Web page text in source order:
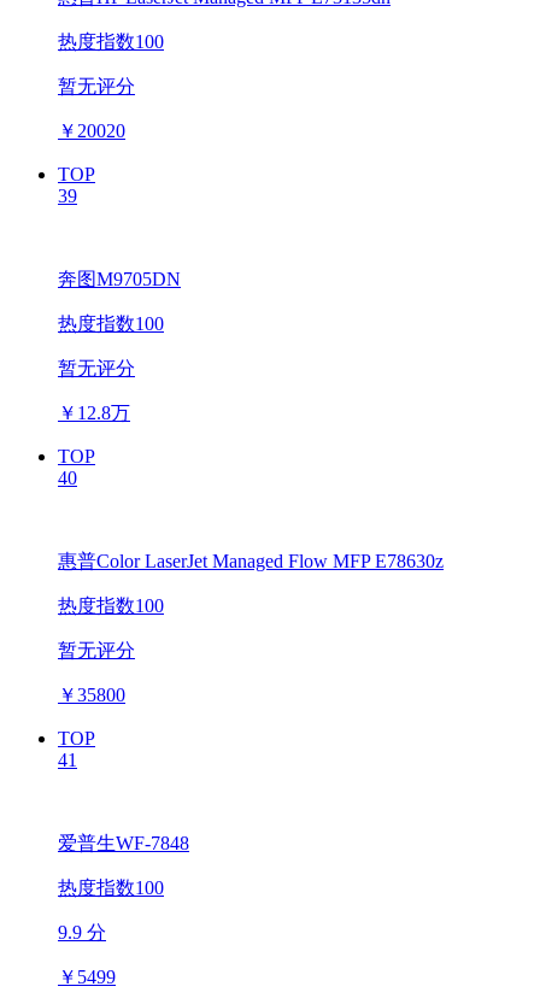
热度指数100
暂无评分
￥ 20020
TOP
39
奔图M9705DN
热度指数100
暂无评分
￥ 12.8万
TOP
40
惠普Color LaserJet Managed Flow MFP E78630z
热度指数100
暂无评分
￥35800
TOP
41
爱普生WF-7848
热度指数100
9.9 分
￥ 5499